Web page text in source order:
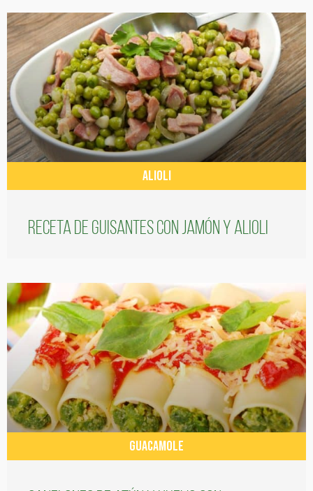
ALIOLI
Receta de guisantes con jamón y alioli
GUACAMOLE